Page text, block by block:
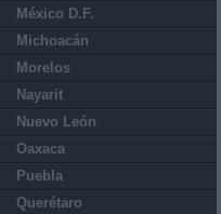
México D.F.
Michoacán
Morelos
Nayarit
Nuevo León
Oaxaca
Puebla
Querétaro